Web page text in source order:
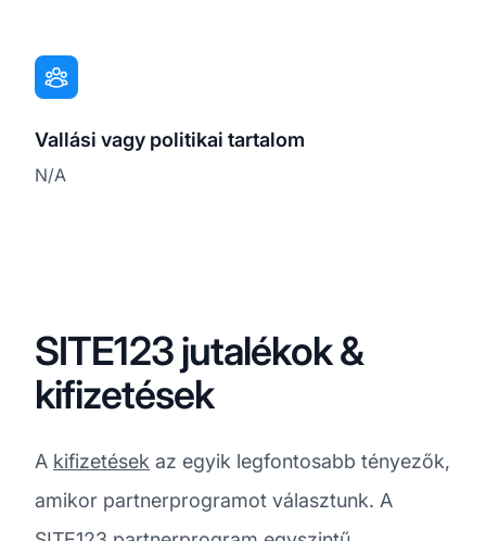
Vallási vagy politikai tartalom
N/A
SITE123 jutalékok &
kifizetések
A kifizetések az egyik legfontosabb tényezők,
amikor partnerprogramot választunk. A